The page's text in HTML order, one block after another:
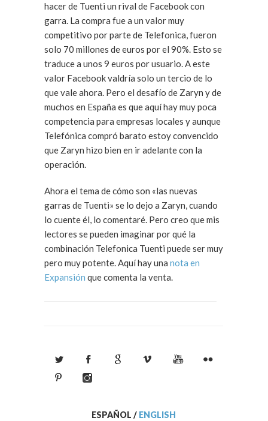
hacer de Tuenti un rival de Facebook con
garra. La compra fue a un valor muy
competitivo por parte de Telefonica, fueron
solo 70 millones de euros por el 90%. Esto se
traduce a unos 9 euros por usuario. A este
valor Facebook valdría solo un tercio de lo
que vale ahora. Pero el desafío de Zaryn y de
muchos en España es que aquí hay muy poca
competencia para empresas locales y aunque
Telefónica compró barato estoy convencido
que Zaryn hizo bien en ir adelante con la
operación.
Ahora el tema de cómo son «las nuevas
garras de Tuenti» se lo dejo a Zaryn, cuando
lo cuente él, lo comentaré. Pero creo que mis
lectores se pueden imaginar por qué la
combinación Telefonica Tuenti puede ser muy
pero muy potente. Aquí hay una nota en
Expansión que comenta la venta.
ESPAÑOL / ENGLISH